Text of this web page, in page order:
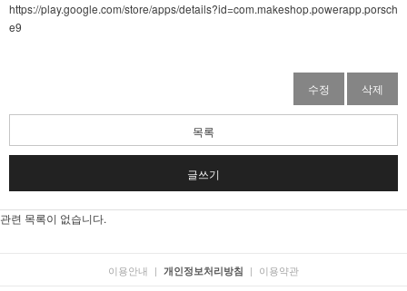
https://play.google.com/store/apps/details?id=com.makeshop.powerapp.porsch
e9
수정 삭제
목록
글쓰기
관련 목록이 없습니다.
이용안내 | 개인정보처리방침 | 이용약관